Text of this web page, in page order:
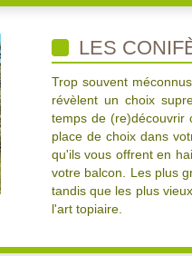
LES
Trop souvent
révèlent un choix
temps de (re)découvrir
place de choix dans
qu'ils vous offrent en
votre balcon. Les plus
tandis que les plus
l'art topiaire.